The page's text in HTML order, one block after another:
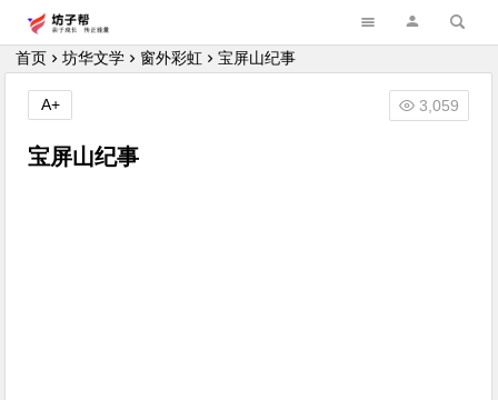
坊子帮
首页 坊华文学 窗外彩虹 宝屏山纪事
宝屏山纪事
3,059
A+